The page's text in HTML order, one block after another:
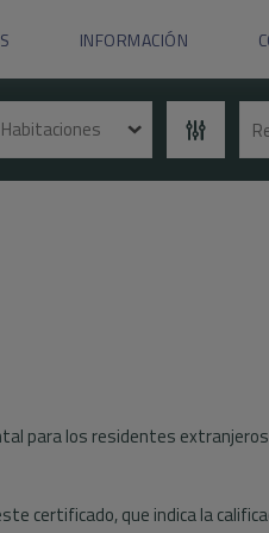
INFORMACIÓN
Habitaciones
para los residentes extranjeros
certificado, que indica la